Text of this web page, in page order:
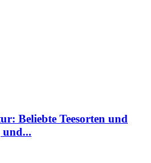
Beliebte Teesorten und